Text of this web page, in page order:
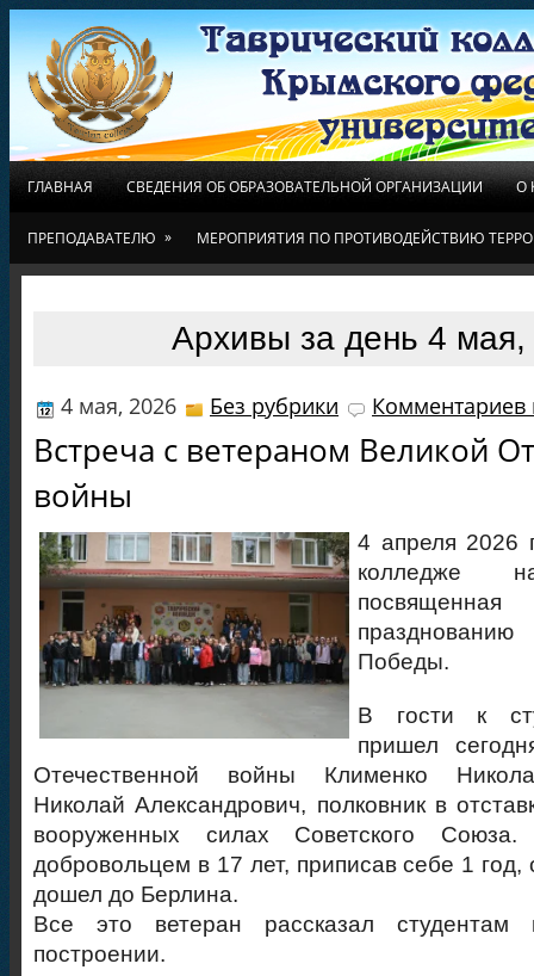
ГЛАВНАЯ СВЕДЕНИЯ ОБ ОБРАЗОВАТЕЛЬНОЙ ОРГАНИЗАЦИИ О
ПРЕПОДАВАТЕЛЮ » МЕРОПРИЯТИЯ ПО ПРОТИВОДЕЙСТВИЮ
Архивы за день 4 мая,
4 мая, 2026 Без рубрики Комментариев
Встреча с ветераном Великой
войны
4 апреля 2026
колледже
Победы.
В гости к
пришел
Отечественной войны Клименко
Николай Александрович, полковник в
вооруженных силах Советского
добровольцем в 17 лет, приписав себе 1
дошел до Берлина.
Все это ветеран рассказал студентам
построении.